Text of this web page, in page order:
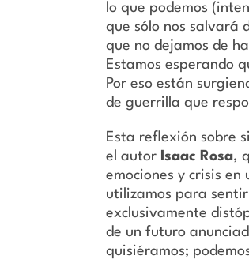
lo que podemos
que sólo nos salvará
que no dejamos de
Estamos esperando
Por eso están
de guerrilla que
Esta reflexión sobre
el autor Isaac Rosa,
emociones y crisis
utilizamos para
exclusivamente
de un futuro
quisiéramos;